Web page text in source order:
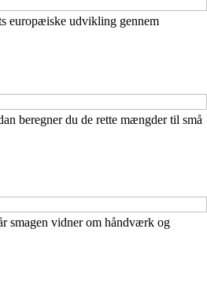
europæiske udvikling gennem
beregner du de rette mængder til små
smagen vidner om håndværk og